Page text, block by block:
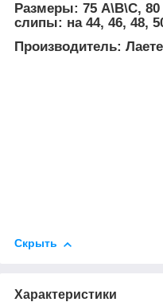
Размеры: 75 А\В\С,
слипы: на 44, 46, 48,
Производитель:
Скрыть
Характеристики